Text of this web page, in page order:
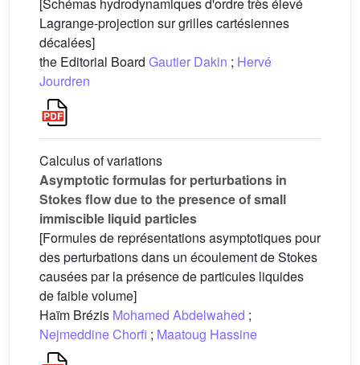
Lagrange-projection sur grilles cartésiennes
décalées]
the Editorial Board Gautier Dakin ; Hervé
Jourdren
Calculus of variations
Asymptotic formulas for perturbations in
Stokes flow due to the presence of small
immiscible liquid particles
[Formules de représentations asymptotiques pour
des perturbations dans un écoulement de Stokes
causées par la présence de particules liquides
de faible volume]
Haïm Brézis Mohamed Abdelwahed ;
Nejmeddine Chorfi ; Maatoug Hassine